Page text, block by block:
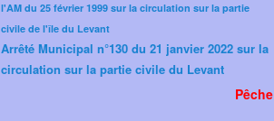
l'AM du 25 février 1999 sur la circulation sur la partie
civile de l'île du Levant
Arrêté Municipal n°130 du 21 janvier 2022 sur la
circulation sur la partie civile du Levant
Pêche